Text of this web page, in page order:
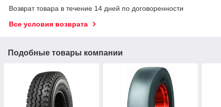
Возврат товара в течение 14 дней по договоренности
Все условия возврата
Подобные товары компании